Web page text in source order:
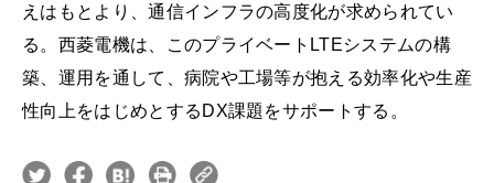
えはもとより、通信インフラの高度化が求められてい
る。西菱電機は、このプライベートLTEシステムの構
築、運用を通して、病院や工場等が抱える効率化や生産
性向上をはじめとするDX課題をサポートする。